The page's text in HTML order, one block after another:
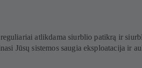
atlikdama siurblio patikrą ir
Jūsų sistemos saugia eksploatacija ir